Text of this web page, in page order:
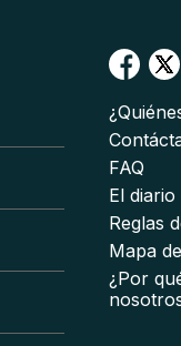
FAQ
El
Reglas
Mapa
¿Por